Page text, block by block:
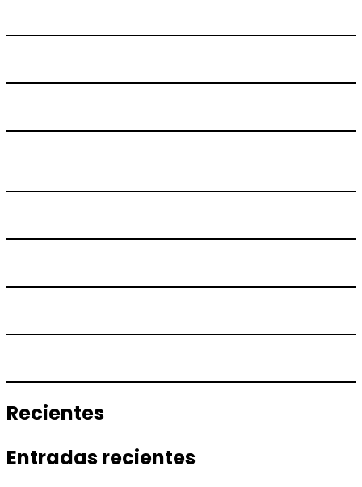
Recientes
Entradas recientes